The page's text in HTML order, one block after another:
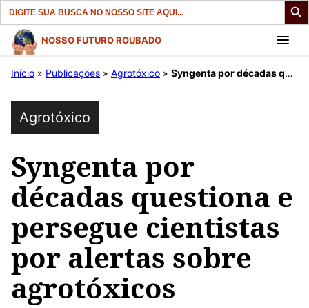
Search
for:
Pular
para
conteúdo
NOSSO FUTURO ROUBADO
Início » Publicações » Agrotóxico » Syngenta por décadas questiona e persegue cientistas por alertas sobre agrotóxicos
Agrotóxico
Syngenta por
décadas questiona e
persegue cientistas
por alertas sobre
agrotóxicos